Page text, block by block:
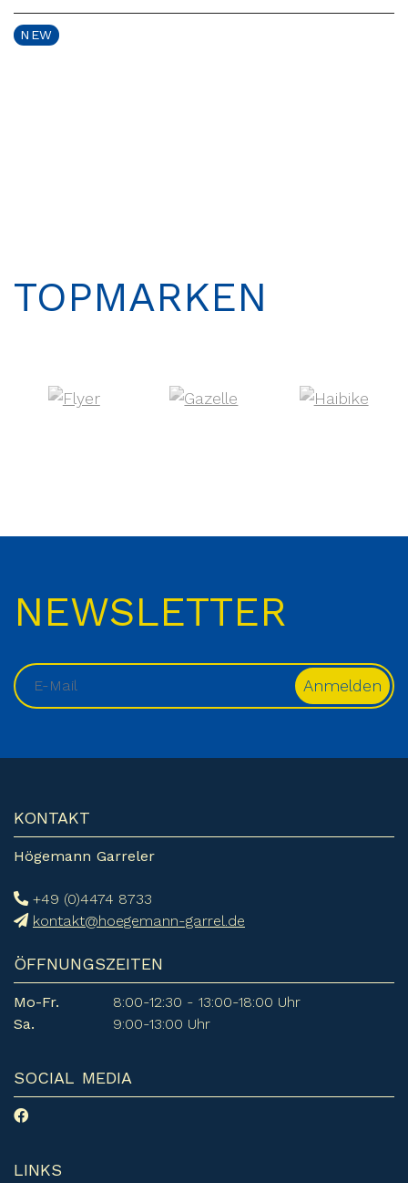
NEW
TOPMARKEN
NEWSLETTER
KONTAKT
Högemann Garreler
+49 (0)4474 8733
kontakt@hoegemann-garrel.de
ÖFFNUNGSZEITEN
Mo-Fr.
8:00-12:30 - 13:00-18:00 Uhr
Sa.
9:00-13:00 Uhr
SOCIAL MEDIA
LINKS